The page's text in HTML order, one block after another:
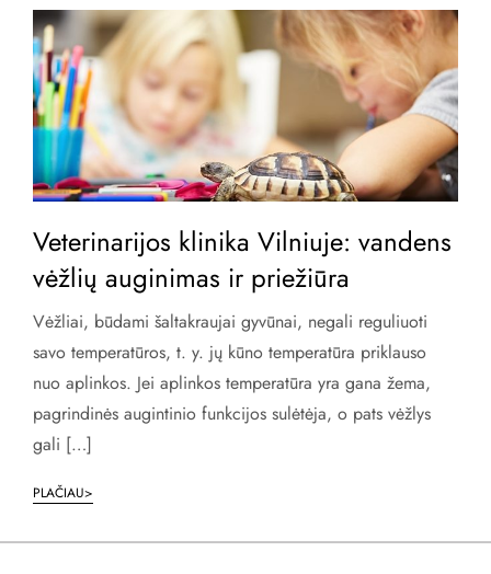
Veterinarijos klinika Vilniuje: vandens
vėžlių auginimas ir priežiūra
Vėžliai, būdami šaltakraujai gyvūnai, negali reguliuoti
savo temperatūros, t. y. jų kūno temperatūra priklauso
nuo aplinkos. Jei aplinkos temperatūra yra gana žema,
pagrindinės augintinio funkcijos sulėtėja, o pats vėžlys
gali […]
PLAČIAU>